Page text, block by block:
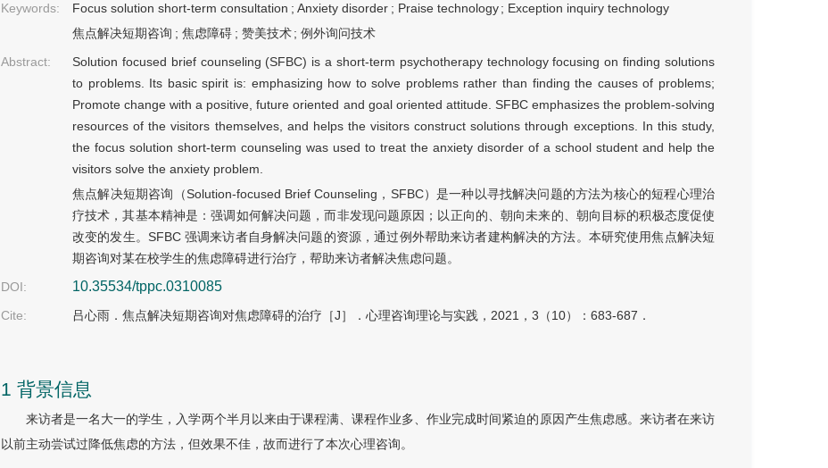
Keywords:
Focus solution short-term consultation ; Anxiety disorder ; Praise technology ; Exception inquiry technology
焦点解决短期咨询 ; 焦虑障碍 ; 赞美技术 ;例外询问技术
Abstract:
Solution focused brief counseling (SFBC) is a short-term psychotherapy technology focusing on finding solutions
to problems. Its basic spirit is: emphasizing how to solve problems rather than finding the causes of problems;
Promote change with a positive, future oriented and goal oriented attitude. SFBC emphasizes the problem-solving
resources of the visitors themselves, and helps the visitors construct solutions through exceptions. In this study,
the focus solution short-term counseling was used to treat the anxiety disorder of a school student and help the
visitors solve the anxiety problem.
焦点解决短期咨询（Solution-focused Brief Counseling，SFBC）是一种以寻找解决问题的方法为核心的短程心理治
疗技术，其基本精神是：强调如何解决问题，而非发现问题原因；以正向的、朝向未来的、朝向目标的积极态度促使
改变的发生。SFBC 强调来访者自身解决问题的资源，通过例外帮助来访者建构解决的方法。本研究使用焦点解决短
期咨询对某在校学生的焦虑障碍进行治疗，帮助来访者解决焦虑问题。
DOI:
10.35534/tppc.0310085
Cite: 吕心雨．焦点解决短期咨询对焦虑障碍的治疗［J］．心理咨询理论与实践，2021，3（10）：683-687．
1 背景信息
来访者是一名大一的学生，入学两个半月以来由于课程满、课程作业多、作业完成时间紧迫的原因产生焦虑感。来访者在来访
以前主动尝试过降低焦虑的方法，但效果不佳，故而进行了本次心理咨询。